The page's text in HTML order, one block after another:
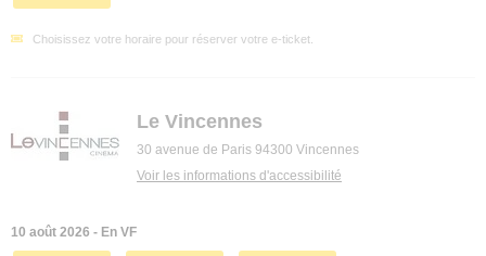
Choisissez votre horaire pour réserver votre e-ticket.
Le Vincennes
30 avenue de Paris 94300 Vincennes
Voir les informations d'accessibilité
10 août 2026 - En VF